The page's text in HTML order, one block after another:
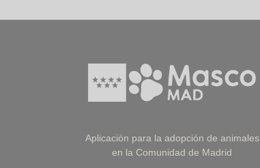
Aplicación para la adopción de animales
en la Comunidad de Madrid